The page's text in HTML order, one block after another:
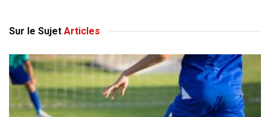
Sur le Sujet Articles